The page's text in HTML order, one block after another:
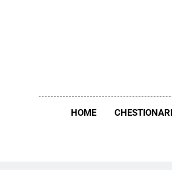
HOME